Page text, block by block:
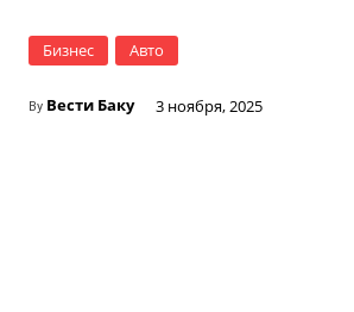
Бизнес Авто
By Вести Баку 3 ноября, 2025